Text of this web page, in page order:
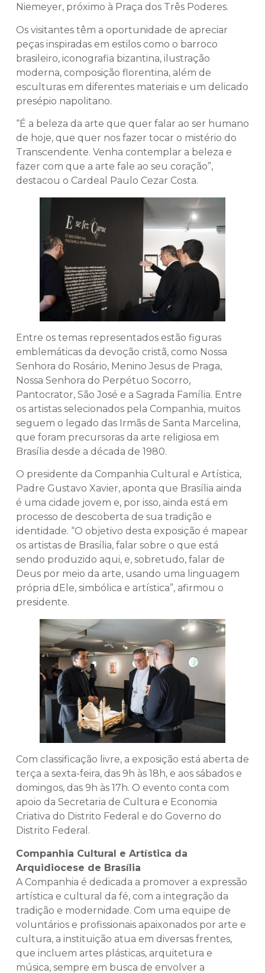
Niemeyer, próximo à Praça dos Três Poderes.
Os visitantes têm a oportunidade de apreciar
peças inspiradas em estilos como o barroco
brasileiro, iconografia bizantina, ilustração
moderna, composição florentina, além de
esculturas em diferentes materiais e um delicado
presépio napolitano.
“É a beleza da arte que quer falar ao ser humano
de hoje, que quer nos fazer tocar o mistério do
Transcendente. Venha contemplar a beleza e
fazer com que a arte fale ao seu coração”,
destacou o Cardeal Paulo Cezar Costa.
Entre os temas representados estão figuras
emblemáticas da devoção cristã, como Nossa
Senhora do Rosário, Menino Jesus de Praga,
Nossa Senhora do Perpétuo Socorro,
Pantocrator, São José e a Sagrada Família. Entre
os artistas selecionados pela Companhia, muitos
seguem o legado das Irmãs de Santa Marcelina,
que foram precursoras da arte religiosa em
Brasília desde a década de 1980.
O presidente da Companhia Cultural e Artística,
Padre Gustavo Xavier, aponta que Brasília ainda
é uma cidade jovem e, por isso, ainda está em
processo de descoberta de sua tradição e
identidade. “O objetivo desta exposição é mapear
os artistas de Brasília, falar sobre o que está
sendo produzido aqui, e, sobretudo, falar de
Deus por meio da arte, usando uma linguagem
própria dEle, simbólica e artística”, afirmou o
presidente.
Com classificação livre, a exposição está aberta de
terça a sexta-feira, das 9h às 18h, e aos sábados e
domingos, das 9h às 17h. O evento conta com
apoio da Secretaria de Cultura e Economia
Criativa do Distrito Federal e do Governo do
Distrito Federal.
Companhia Cultural e Artística da
Arquidiocese de Brasília
A Companhia é dedicada a promover a expressão
artística e cultural da fé, com a integração da
tradição e modernidade. Com uma equipe de
voluntários e profissionais apaixonados por arte e
cultura, a instituição atua em diversas frentes,
que incluem artes plásticas, arquitetura e
música, sempre em busca de envolver a